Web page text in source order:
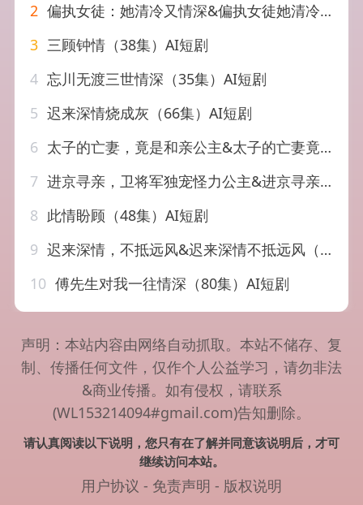
2 偏执女徒：她清冷又情深&偏执女徒她清冷又情深（32集）AI短剧
3 三顾钟情（38集）AI短剧
4 忘川无渡三世情深（35集）AI短剧
5 迟来深情烧成灰（66集）AI短剧
6 太子的亡妻，竟是和亲公主&太子的亡妻竟是和亲公主（42集）AI短剧
7 进京寻亲，卫将军独宠怪力公主&进京寻亲卫将军独宠怪力公主（114集）AI短剧
8 此情盼顾（48集）AI短剧
9 迟来深情，不抵远风&迟来深情不抵远风（51集）AI短剧
10 傅先生对我一往情深（80集）AI短剧
声明：本站内容由网络自动抓取。本站不储存、复
制、传播任何文件，仅作个人公益学习，请勿非法
&商业传播。如有侵权，请联系
(WL153214094#gmail.com)告知删除。
请认真阅读以下说明，您只有在了解并同意该说明后，才可
继续访问本站。
用户协议 - 免责声明 - 版权说明